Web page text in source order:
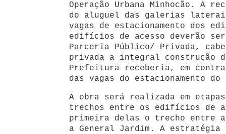
Operação Urbana Minhocão. A
do aluguel das galerias
vagas de estacionamento dos
edifícios de acesso deverão
Parceria Público/ Privada,
privada a integral construção
Prefeitura receberia, em
das vagas do estacionamento
A obra será realizada em
trechos entre os edifícios de
primeira delas o trecho entre a
a General Jardim. A estratégia